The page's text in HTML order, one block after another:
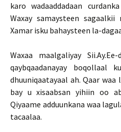
karo wadaaddadaan
Waxay samaysteen
Xamar isku bahaysteen la-
Waxaa maalgaliyay
qaybqaadanayay boqollaal
dhuuniqaatayaal ah. Qaar waa
bay u xisaabsan yihiin oo
Qiyaame adduunkana waa
tacaalaa.